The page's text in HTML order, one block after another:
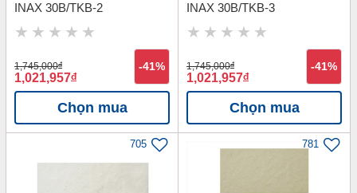
INAX 30B/TKB-2
1,745,000đ
1,021,957đ
-41%
Chọn mua
INAX 30B/TKB-3
1,745,000đ
1,021,957đ
-41%
Chọn mua
705 781